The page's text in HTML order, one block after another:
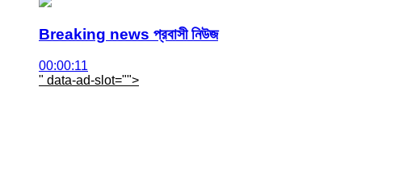
Breaking news প্রবাসী নিউজ
00:00:11
" data-ad-slot="">